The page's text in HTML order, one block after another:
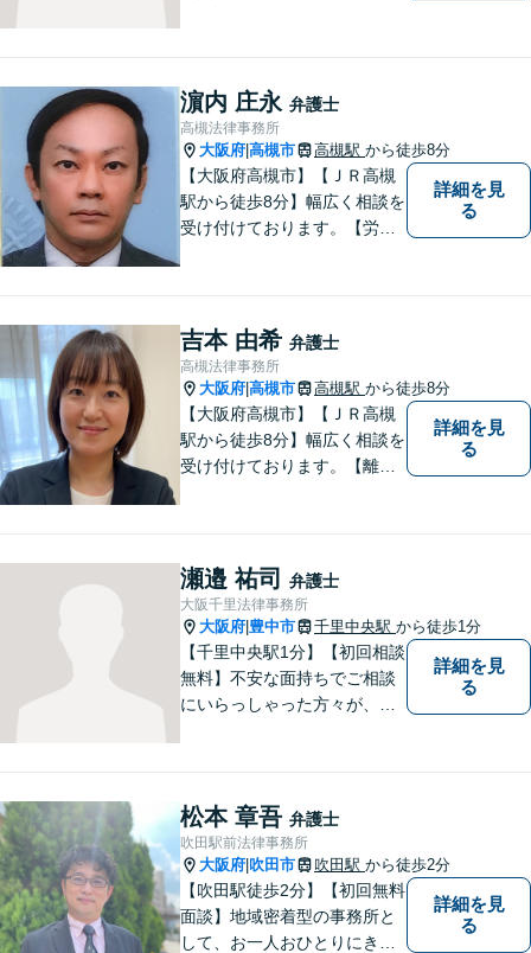
濵内 庄永 弁護士
高槻法律事務所
大阪府 高槻市 高槻駅 から徒歩8分
【大阪府高槻市】【ＪＲ高槻
駅から徒歩8分】幅広く相談を
受け付けております。【労働
【成年後見】など将来の不安
の予防まで。
詳細を見
る
吉本 由希 弁護士
高槻法律事務所
大阪府 高槻市 高槻駅 から徒歩8分
【大阪府高槻市】【ＪＲ高槻
駅から徒歩8分】幅広く相談を
受け付けております。【離
ど将来の不安の予防まで。
詳細を見
る
瀬邉 祐司 弁護士
大阪千里法律事務所
大阪府 豊中市 千里中央駅 から徒歩1分
【千里中央駅1分】【初回相談
無料】不安な面持ちでご相談
にいらっしゃった方々が、少
善の法的手段を選択し、終局
的解決に至るよう全力でサポ
ートいたします。
詳細を見
る
松本 章吾 弁護士
吹田駅前法律事務所
大阪府 吹田市 吹田駅 から徒歩2分
【吹田駅徒歩2分】【初回無料
面談】地域密着型の事務所と
して、お一人おひとりにきめ
詳細を見
る